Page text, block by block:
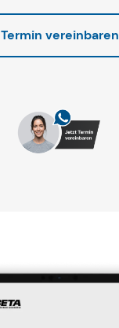
Termin vereinbaren